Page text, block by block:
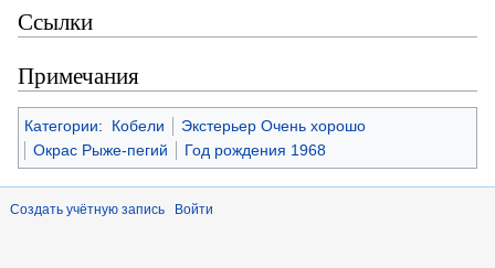
Ссылки
Примечания
Категории: Кобели
Экстерьер Очень хорошо
Окрас Рыже-пегий
Год рождения 1968
Создать учётную запись Войти